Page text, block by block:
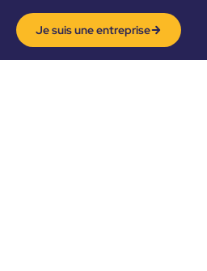
Je suis une entreprise